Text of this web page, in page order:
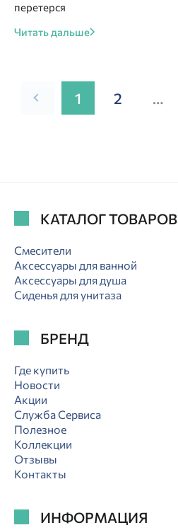
перетерся
Читать дальше
1 2 …
КАТАЛОГ ТОВАРОВ
Смесители
Аксессуары для ванной
Аксессуары для душа
Сиденья для унитаза
БРЕНД
Где купить
Новости
Акции
Служба Сервиса
Полезное
Коллекции
Отзывы
Контакты
ИНФОРМАЦИЯ